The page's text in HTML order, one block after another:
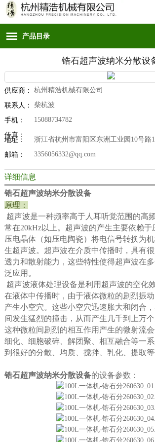
产品目录
锆石超声波纳米分散设
供应商： 杭州精浩机械有限公司
联系人： 柴杭波
手机： 15088734782
传真：
地址： 浙江省杭州市富阳区东洲工业园10号路
邮箱： 3356056332@qq.com
详细信息
锆石超声波纳米分散设备
原理：
超声波是一种频率高于人耳听觉范围的高
常在20kHz以上。超声波的产生主要依赖于
压电晶体（如压电陶瓷）将电信号转换为
生超声波。超声波在介质中传播时，具有
透力和散射能力，这些特性使得超声波在
泛应用。
超声波液体处理设备是利用超声波的空化
在液体中传播时，由于液体微粒的剧烈振
产生小空穴。这些小空穴迅速胀大和闭合
间发生猛烈的撞击，从而产生几千到上万个
这种微粒间剧烈的相互作用产生的微射流
细化、细胞破碎、解团聚、相互融合等一
到很好的分散、均质、搅拌、乳化、提取等
锆石超声波纳米分散设备的设备参数：